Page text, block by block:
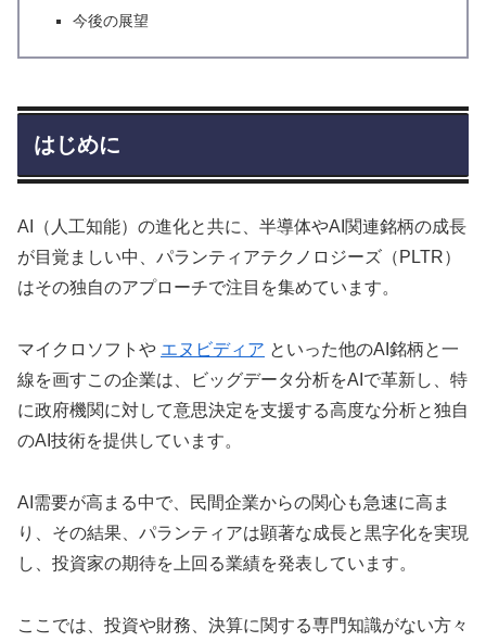
今後の展望
はじめに
AI（人工知能）の進化と共に、半導体やAI関連銘柄の成長
が目覚ましい中、パランティアテクノロジーズ（PLTR）
はその独自のアプローチで注目を集めています。
マイクロソフトや エヌビディア といった他のAI銘柄と一
線を画すこの企業は、ビッグデータ分析をAIで革新し、特
に政府機関に対して意思決定を支援する高度な分析と独自
のAI技術を提供しています。
AI需要が高まる中で、民間企業からの関心も急速に高ま
り、その結果、パランティアは顕著な成長と黒字化を実現
し、投資家の期待を上回る業績を発表しています。
ここでは、投資や財務、決算に関する専門知識がない方々